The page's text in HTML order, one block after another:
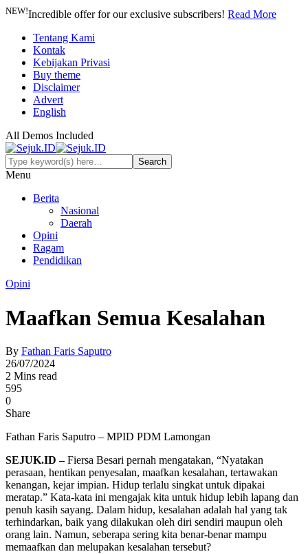
NEW!Incredible offer for our exclusive subscribers! Read More
Tentang Kami
Kontak
Kebijakan Privasi
Buy theme
Disclaimer
Advert
English
All Demos Included
Menu
Berita
Nasional
Daerah
Opini
Ragam
Pendidikan
Opini
Maafkan Semua Kesalahan
By Fathan Faris Saputro
26/07/2024
2 Mins read
595
0
Share
Fathan Faris Saputro – MPID PDM Lamongan
SEJUK.ID –Fiersa Besari pernah mengatakan, “Nyatakan
perasaan, hentikan penyesalan, maafkan kesalahan, tertawakan
kenangan, kejar impian. Hidup terlalu singkat untuk dipakai
meratap.” Kata-kata ini mengajak kita untuk hidup lebih lapang dan
penuh kasih sayang. Dalam hidup, kesalahan adalah hal yang tak
terhindarkan, baik yang dilakukan oleh diri sendiri maupun oleh
orang lain. Namun, seberapa sering kita benar-benar mampu
memaafkan dan melupakan kesalahan tersebut?